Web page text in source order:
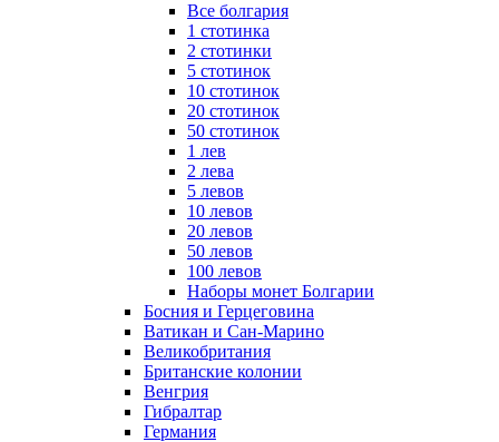
Все болгария
1 стотинка
2 стотинки
5 стотинок
10 стотинок
20 стотинок
50 стотинок
1 лев
2 лева
5 левов
10 левов
20 левов
50 левов
100 левов
Наборы монет Болгарии
Босния и Герцеговина
Ватикан и Сан-Марино
Великобритания
Британские колонии
Венгрия
Гибралтар
Германия